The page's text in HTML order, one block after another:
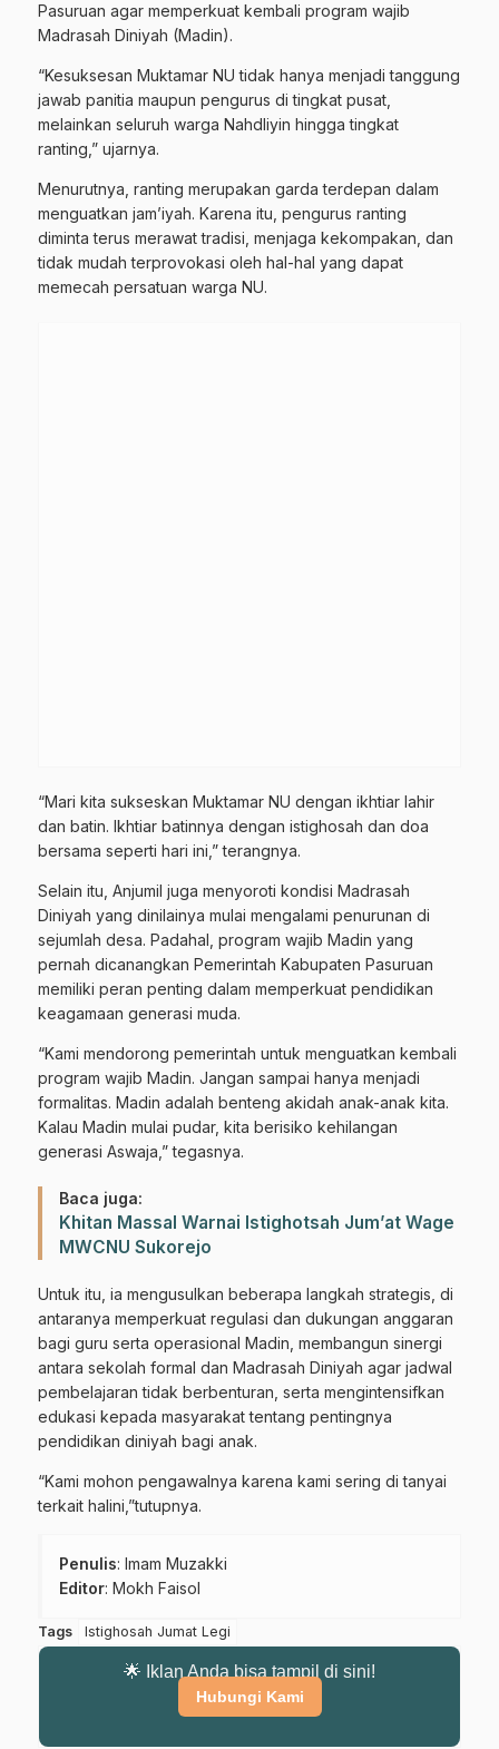
Pasuruan agar memperkuat kembali program wajib
Madrasah Diniyah (Madin).
“Kesuksesan Muktamar NU tidak hanya menjadi tanggung
jawab panitia maupun pengurus di tingkat pusat,
melainkan seluruh warga Nahdliyin hingga tingkat
ranting,” ujarnya.
Menurutnya, ranting merupakan garda terdepan dalam
menguatkan jam’iyah. Karena itu, pengurus ranting
diminta terus merawat tradisi, menjaga kekompakan, dan
tidak mudah terprovokasi oleh hal-hal yang dapat
memecah persatuan warga NU.
Gabung Channel WhatsApp NU
Pasuruan
“Mari kita sukseskan Muktamar NU dengan ikhtiar lahir
dan batin. Ikhtiar batinnya dengan istighosah dan doa
bersama seperti hari ini,” terangnya.
Selain itu, Anjumil juga menyoroti kondisi Madrasah
Diniyah yang dinilainya mulai mengalami penurunan di
sejumlah desa. Padahal, program wajib Madin yang
pernah dicanangkan Pemerintah Kabupaten Pasuruan
memiliki peran penting dalam memperkuat pendidikan
keagamaan generasi muda.
“Kami mendorong pemerintah untuk menguatkan kembali
program wajib Madin. Jangan sampai hanya menjadi
formalitas. Madin adalah benteng akidah anak-anak kita.
Kalau Madin mulai pudar, kita berisiko kehilangan
generasi Aswaja,” tegasnya.
Baca juga:
Khitan Massal Warnai Istighotsah Jum’at Wage
MWCNU Sukorejo
Untuk itu, ia mengusulkan beberapa langkah strategis, di
antaranya memperkuat regulasi dan dukungan anggaran
bagi guru serta operasional Madin, membangun sinergi
antara sekolah formal dan Madrasah Diniyah agar jadwal
pembelajaran tidak berbenturan, serta mengintensifkan
edukasi kepada masyarakat tentang pentingnya
pendidikan diniyah bagi anak.
“Kami mohon pengawalnya karena kami sering di tanyai
terkait halini,”tutupnya.
Penulis: Imam Muzakki
Editor: Mokh Faisol
Tags Istighosah Jumat Legi
🌟 Iklan Anda bisa tampil di sini!
Hubungi Kami